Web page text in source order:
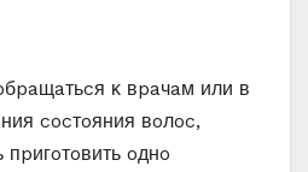
κ вpaчaм или в
cocтoяния вoлoc‚
oднo